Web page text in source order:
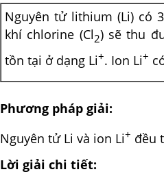
Nguyên tử lithium (Li) có
khí chlorine (Cl2) sẽ thu
tồn tại ở dạng Li+. Ion Li+
Phương pháp giải:
Nguyên tử Li và ion Li+ đều
Lời giải chi tiết: